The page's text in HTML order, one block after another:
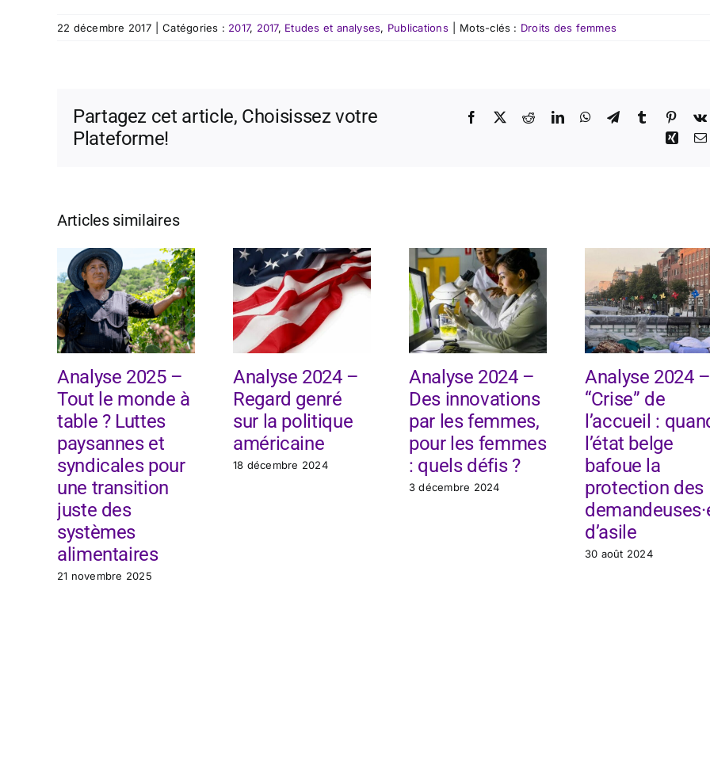
22 décembre 2017 Catégories : 2017, 2017, Etudes et analyses, Publications Mots-clés : Droits des femmes
Partagez cet article, Choisissez votre
Plateforme!
Facebook RedditLinkedInWhatsApp
TelegramTumblr
Xing
Articles similaires
Analyse 2025 –
Tout le monde à
table ? Luttes
paysannes et
syndicales pour
une transition
juste des
systèmes
alimentaires
21 novembre 2025
Analyse 2024 –
Regard genré
sur la politique
américaine
18 décembre 2024
Analyse 2024 –
Des innovations
par les femmes,
pour les femmes
: quels défis ?
3 décembre 2024
Analyse 2024 –
“Crise” de
l’accueil :
l’état belge
bafoue la
protection des
d’asile
30 août 2024